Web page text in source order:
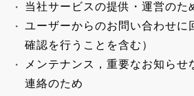
当社サービスの提供・運営のた
ユーザーからのお問い合わせに
確認を行うことを含む）
メンテナンス，重要なお知らせ
連絡のため